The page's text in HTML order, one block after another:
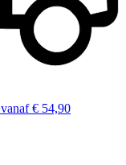
vanaf € 54,90